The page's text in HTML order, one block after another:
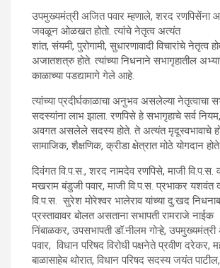
उपमुख्यमंत्री अजित पवार
प्रस्ताव मांडला.
उपमुख्यमंत्री अजित पवार म्हणाले, शरद रणपिसेंना
जवळून ओळखत होतो. त्यांचे नेतृत्व अत्यंत
शांत, संयमी, पुरोगामी, सुधारणावादी विचारांचे नेतृत्व
अजातशत्रु होते. त्यांच्या निधनाने सभागृहातील
काळाच्या पडद्यामागे गेले आहे.
त्यांच्या प्रदीर्घकाळाचा अनुभव असलेल्या नेतृत्वाचा
सदस्यांना लाभ झाला. रणपिसे हे सभागृहाचे सर्व
अवगत असलेले सदस्य होते. ते अत्यंत मृदूस्वभावाचे
सामाजिक, शैक्षणिक, क्रीडा क्षेत्रात मोठे योगदान होते.
दिवंगत वि.प.स., शरद नामदेव रणपिसे, माजी वि.प.स.
मखराम बंडुजी पवार, माजी वि.प.स. प्रभाकर यशवंत
वि.प.स. सुरेश मोरेश्वर भालेराव यांच्या दु:खद
प्रस्तावावर बोलत असताना सभापती रामराजे नाईक
निंबाळकर, उपसभापती डॉ.नीलम गोऱ्हे,
पवार, विधान परिषद विरोधी पक्षनेते प्रवीण दरेकर,
बाळासाहेब थोरात, विधान परिषद सदस्य जयंत